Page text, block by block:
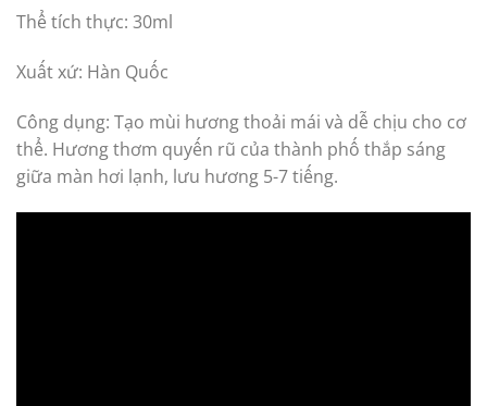
Thể tích thực: 30ml
Xuất xứ: Hàn Quốc
Công dụng: Tạo mùi hương thoải mái và dễ chịu cho cơ
thể. Hương thơm quyến rũ của thành phố thắp sáng
giữa màn hơi lạnh, lưu hương 5-7 tiếng.